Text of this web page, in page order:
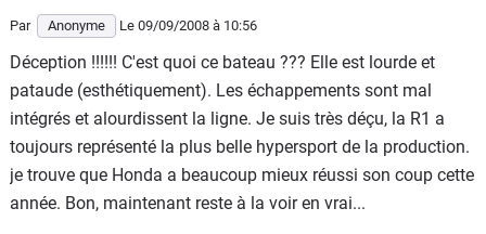
Par Anonyme Le 09/09/2008 à 10:56
Déception !!!!!! C'est quoi ce bateau ??? Elle est lourde et
pataude (esthétiquement). Les échappements sont mal
intégrés et alourdissent la ligne. Je suis très déçu, la R1 a
toujours représenté la plus belle hypersport de la production.
je trouve que Honda a beaucoup mieux réussi son coup cette
année. Bon, maintenant reste à la voir en vrai...